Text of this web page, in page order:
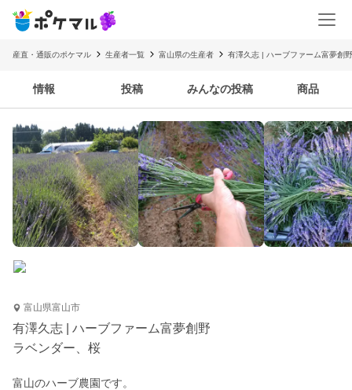
産直・通販のポケマル 生産者一覧 富山県の生産者 有澤久志 | ハーブファーム富夢創野
情報 投稿 みんなの投稿 商品
富山県富山市
有澤久志 | ハーブファーム富夢創野
ラベンダー、桜
富山のハーブ農園です。